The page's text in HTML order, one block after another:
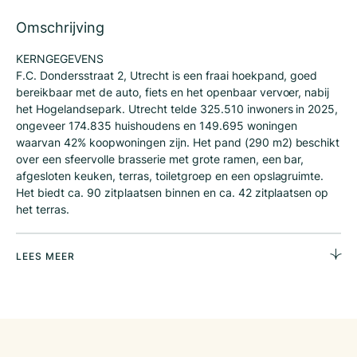
Omschrijving
KERNGEGEVENS
F.C. Dondersstraat 2, Utrecht is een fraai hoekpand, goed
bereikbaar met de auto, fiets en het openbaar vervoer, nabij
het Hogelandsepark. Utrecht telde 325.510 inwoners in 2025,
ongeveer 174.835 huishoudens en 149.695 woningen
waarvan 42% koopwoningen zijn. Het pand (290 m2) beschikt
over een sfeervolle brasserie met grote ramen, een bar,
afgesloten keuken, terras, toiletgroep en een opslagruimte.
Het biedt ca. 90 zitplaatsen binnen en ca. 42 zitplaatsen op
het terras.
SITUERING
Proeflokaal Donders ligt op een strategische zichlocatie op de
LEES MEER